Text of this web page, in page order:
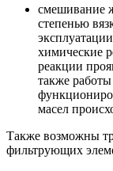
смешивание
степенью
химические
реакции
также
масел
Также возможны
фильтрующих